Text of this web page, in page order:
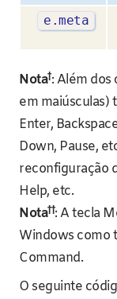
e .meta
Nota†: Além dos
em maiúsculas)
Enter,
Down, Pause,
reconfiguração
Help, etc.
Nota††: A tecla
Windows como
Command.
O seguinte